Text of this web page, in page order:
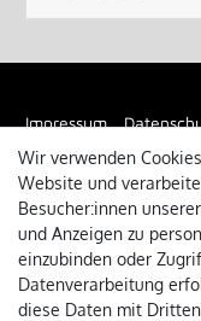
Impressum
* Alle
Wir verwenden
Website und
Besucher:innen
und Anzeigen zu
einzubinden oder
Datenverarbeitung
diese Daten mit